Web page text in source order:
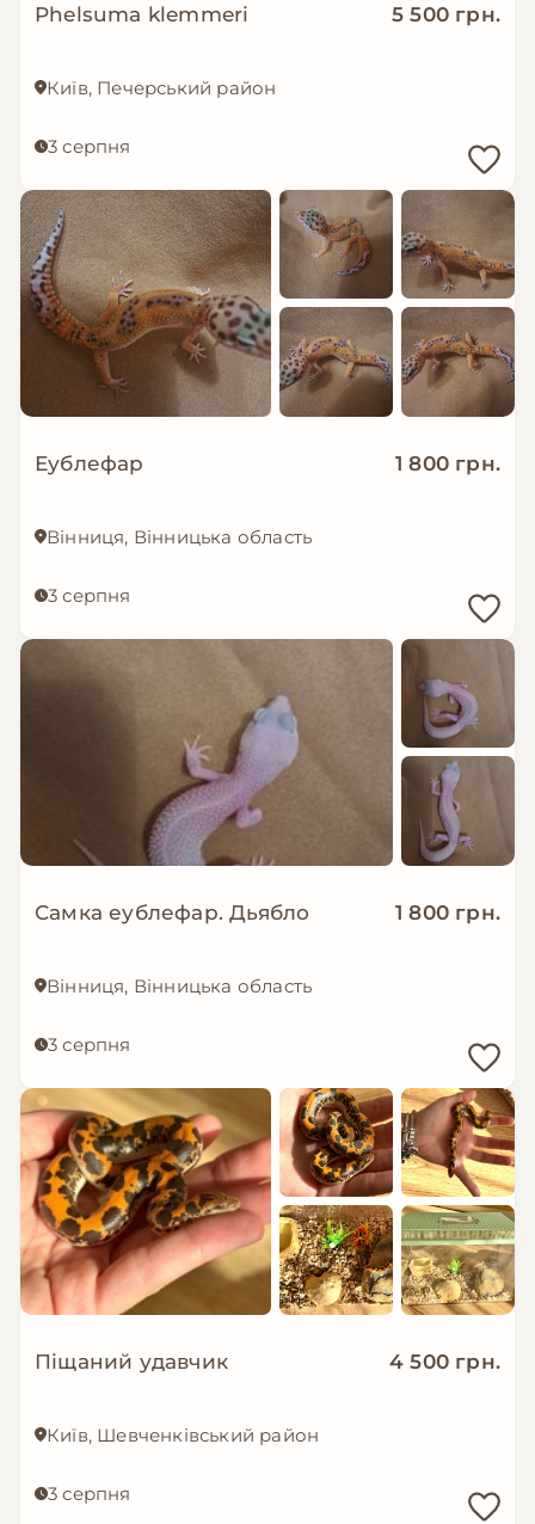
Phelsuma klemmeri 5 500 грн.
Київ, Печерський район
3 серпня
Еублефар 1 800 грн.
Вінниця, Вінницька область
3 серпня
Самка еублефар. Дьябло 1 800 грн.
Вінниця, Вінницька область
3 серпня
Піщаний удавчик 4 500 грн.
Київ, Шевченківський район
3 серпня